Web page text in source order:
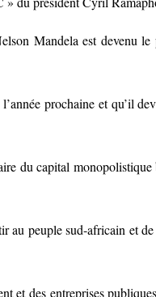
Mandela est devenu
prochaine et qu’il
du capital
au peuple sud-africain et
et des entreprises